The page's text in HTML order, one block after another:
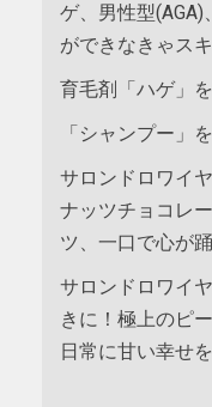
ゲ、男性型
ができなきゃス
育毛剤「ハゲ」
「シャンプー」
サロンドロワイ
ナッツチョコレ
ツ、一口で心が踊
サロンドロワイ
きに！極上のピ
日常に甘い幸せを